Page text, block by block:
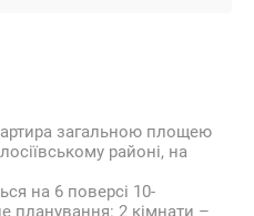
загальною площею
районі, на
на 6 поверсі 10-
планування: 2 кімнати –